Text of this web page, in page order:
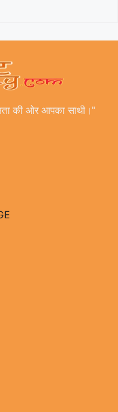
की ओर आपका साथी।"